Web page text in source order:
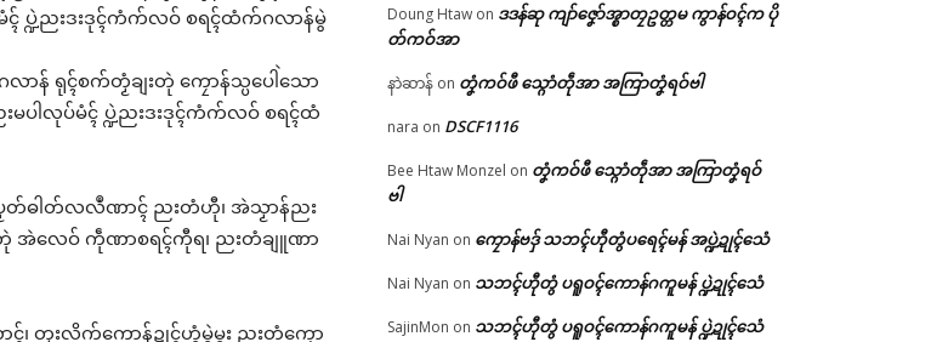
ကေတ်အဆက်
© ဌာန်ပရိုၚ်ဗၠးၜးမန်
ဖ္ဍးညိ အ္စာ၊ အ္စာၝောံဂမၠိုၚ်
တ်မှာတံ ဒးဒဏ်သြန်
ပ္ဍဲညးဒးဒုၚ်ကံက်လဝ် စရၚ်ထံက်ဂလာန်မွဲ
န် ရုၚ်စက်တၟံချးတုဲ ကၠောန်သ္ပပေါဲသော
မပါလုပ်မံၚ် ပ္ဍဲညးဒးဒုၚ်ကံက်လဝ် စရၚ်ထံ
တ်ဓါတ်လလဳဏာၚ် ညးတံဟီု၊ အဲသၟာန်ညး
အဲလေဝ် ကဵုဏာစရၚ်ကီုရ၊ ညးတံချူဏာ
တၞးလိက်ကောန်ဍုၚ်ဟွံမွဲမ္ဂး ညးတံကၠော
Doung Htaw on ဒဒန်ဆု ကျာ်ဇၞော်အ္စာတၠဥတ္တမ ကွာန်ဝၚ်က ပို
တ်ကဝ်အာ
နာဲဆာန် on တၞံကဝ်ဖီ သ္ဂောံတဵုအာ အကြာတၞံရဝ်ဗါ
nara on DSCF1116
Bee Htaw Monzel on တၞံကဝ်ဖီ သ္ဂောံတဵုအာ အကြာတၞံရဝ်
ဗါ
Nai Nyan on ကၠောန်ဗဒှ် သဘၚ်ဟီုတွံပရေၚ်မန် အပ္ဍဲဍုၚ်သေံ
Nai Nyan on သဘၚ်ဟီုတွံ ပရူဝၚ်ကောန်ဂကူမန် ပ္ဍဲဍုၚ်သေံ
SajinMon on သဘၚ်ဟီုတွံ ပရူဝၚ်ကောန်ဂကူမန် ပ္ဍဲဍုၚ်သေံ